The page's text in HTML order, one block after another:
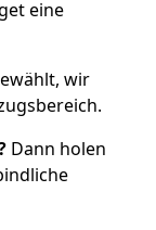
eine
wir
Dann holen